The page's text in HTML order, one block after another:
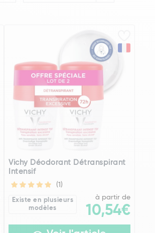
Vichy Déodorant Détranspirant
Intensif
(1)
Existe en plusieurs
modèles
à partir de
10,54€